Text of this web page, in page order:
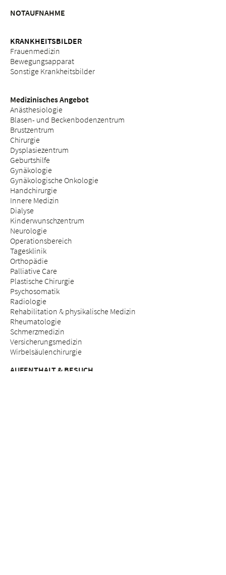
NOTAUFNAHME
KRANKHEITSBILDER
Frauenmedizin
Bewegungsapparat
Sonstige Krankheitsbilder
Medizinisches Angebot
Anästhesiologie
Blasen- und Beckenbodenzentrum
Brustzentrum
Chirurgie
Dysplasiezentrum
Geburtshilfe
Gynäkologie
Gynäkologische Onkologie
Handchirurgie
Innere Medizin
Dialyse
Kinderwunschzentrum
Neurologie
Operationsbereich
Tagesklinik
Orthopädie
Palliative Care
Plastische Chirurgie
Psychosomatik
Radiologie
Rehabilitation & physikalische Medizin
Rheumatologie
Schmerzmedizin
Versicherungsmedizin
Wirbelsäulenchirurgie
AUFENTHALT & BESUCH